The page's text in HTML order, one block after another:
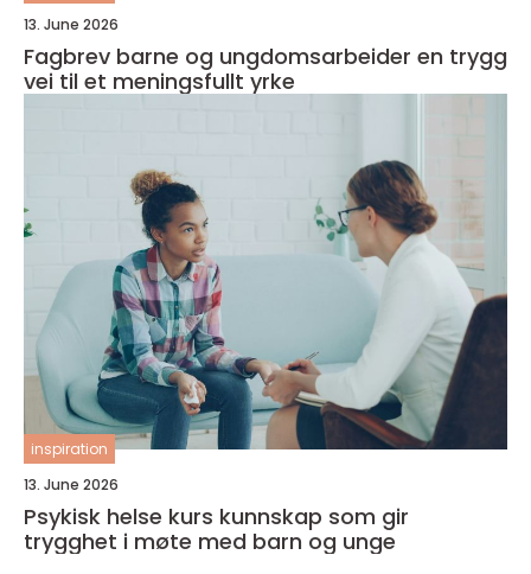
13. June 2026
Fagbrev barne og ungdomsarbeider en trygg
vei til et meningsfullt yrke
inspiration
13. June 2026
Psykisk helse kurs kunnskap som gir
trygghet i møte med barn og unge